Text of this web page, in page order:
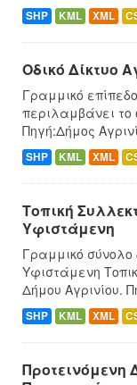
SHP KML XML
Οδικό Δίκτυο
Γραμμικό
περιλαμβάνει το
Πηγή:Δήμος
SHP KML XML
Τοπική
Υφιστάμενη
Γραμμικό σύνολο
Υφιστάμενη
Δήμου Αγρινίου.
SHP KML XML
Προτεινόμενη